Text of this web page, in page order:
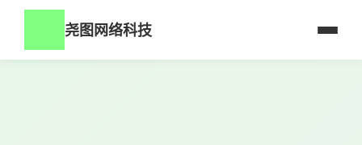
尧图网络科技